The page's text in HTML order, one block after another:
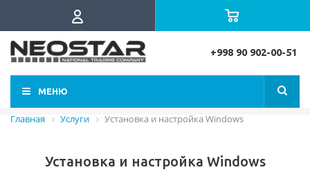
+998 90 902-00-51
МЕНЮ
Главная Услуги Установка и настройка Windows
Установка и настройка Windows